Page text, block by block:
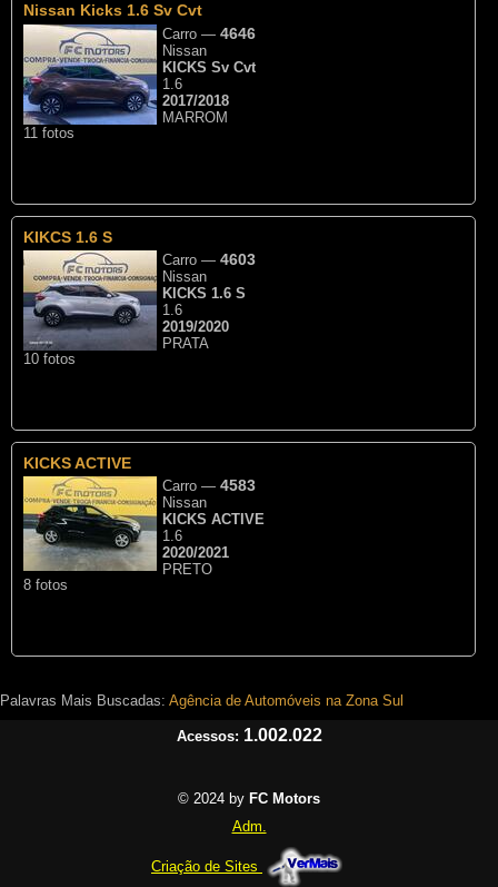
Nissan Kicks 1.6 Sv Cvt
11 fotos
Carro — 4646
Nissan
KICKS Sv Cvt
1.6
2017/2018
MARROM
KIKCS 1.6 S
10 fotos
Carro — 4603
Nissan
KICKS 1.6 S
1.6
2019/2020
PRATA
KICKS ACTIVE
8 fotos
Carro — 4583
Nissan
KICKS ACTIVE
1.6
2020/2021
PRETO
Palavras Mais Buscadas: Agência de Automóveis na Zona Sul
Acessos: 1.002.022
© 2024 by FC Motors
Adm.
Criação de Sites